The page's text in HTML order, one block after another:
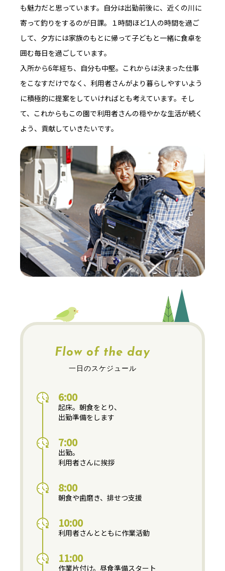
も魅力だと思っています。自分は出勤前後に、近くの川に
寄って釣りをするのが日課。１時間ほど1人の時間を過ご
して、夕方には家族のもとに帰って子どもと一緒に食卓を
囲む毎日を過ごしています。
入所から6年経ち、自分も中堅。これからは決まった仕事
をこなすだけでなく、利用者さんがより暮らしやすいよう
に積極的に提案をしていければとも考えています。そし
て、これからもこの園で利用者さんの穏やかな生活が続く
よう、貢献していきたいです。
Flow of the day
一日のスケジュール
6:00
起床。朝食をとり、
出勤準備をします
7:00
出勤。
利用者さんに挨拶
8:00
朝食や歯磨き、排せつ支援
10:00
利用者さんとともに作業活動
11:00
作業片付け。昼食準備スタート